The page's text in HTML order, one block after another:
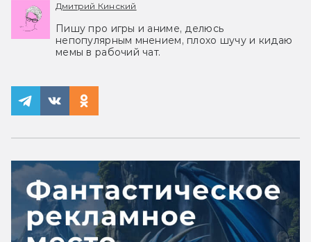
Дмитрий Кинский
Пишу про игры и аниме, делюсь
непопулярным мнением, плохо шучу и кидаю
мемы в рабочий чат.